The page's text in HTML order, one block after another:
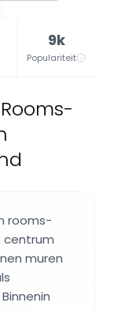
9k
Populariteit
Rooms-
rooms-
centrum
muren